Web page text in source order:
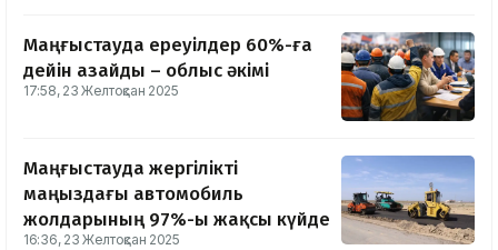
Маңғыстауда ереуілдер 60%-ға
дейін азайды – облыс әкімі
17:58, 23 Желтоқсан 2025
Маңғыстауда жергілікті
маңыздағы автомобиль
жолдарының 97%-ы жақсы күйде
16:36, 23 Желтоқсан 2025